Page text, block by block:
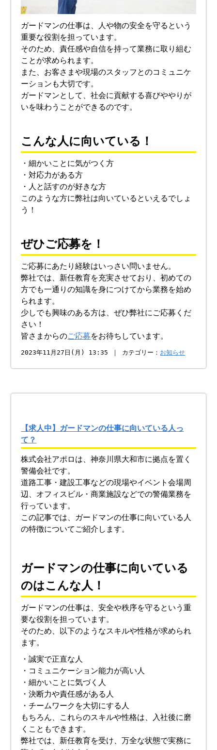
ガードマンの仕事は、人や物の安全を守るという
重要な役割を担っています。
そのため、責任感や自信を持って業務に取り組む
ことが求められます。
また、お客さまや現場のスタッフとのコミュニケ
ーションも大切です。
ガードマンとして、社会に貢献する喜びややりが
いを味わうことができるのです。
こんな人に向いている！
・細かいことに気がつく方
・対応力がある方
・人と話すのが好きな方
このような方に弊社は向いているといえるでしょ
う！
ぜひご応募を！
ご応募にあたり経験はいっさい問いません。
弊社では、新任教育を充実させており、初めての
方でも一通りの知識を身につけてから業務を始め
られます。
少しでも興味のある方は、ぜひ弊社にご応募くだ
さい！
皆さまからのご応募をお待ちしています。
2023年11月27日(月) 13:35 ｜ カテゴリー： お知らせ
【求人中】ガードマンの仕事に向いている人っ
て？
株式会社アポロは、神奈川県大和市に拠点を置く
警備会社です。
道路工事・建設工事などの現場やイベント会場周
辺、オフィスビル・商業施設などでの警備業務を
行っています。
この記事では、ガードマンの仕事に向いている人
の特徴についてご紹介します。
ガードマンの仕事に向いている
のはこんな人！
ガードマンの仕事は、安全や秩序を守るという重
要な役割を担っています。
そのため、以下のようなスキルや性格が求められ
ます。
・誠実で正直な人
・コミュニケーション能力が高い人
・細かいことに気づく人
・決断力や責任感がある人
・チームワークを大切にする人
もちろん、これらのスキルや性格は、入社後に磨
くこともできます。
弊社では、新任教育を受け、万全な状態で実務に